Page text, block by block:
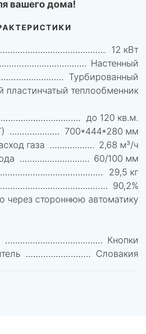
вашего дома!
12 кВт
Настенный
Турбированный
пластинчатый теплообменник
до 120 кв.м.
700*444*280 мм
газа
2,68 м³/ч
60/100 мм
29,5 кг
90,2%
через стороннюю автоматику
Кнопки
Словакия